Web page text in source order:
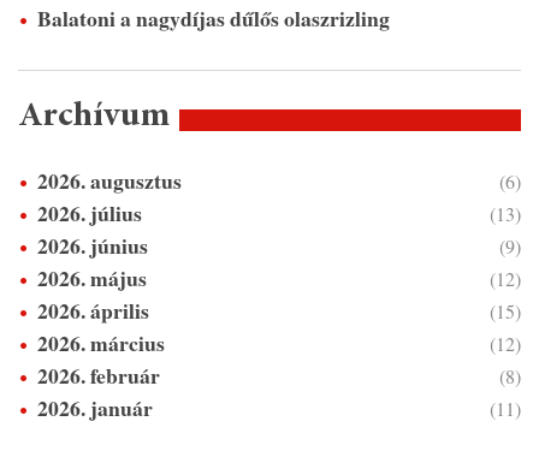
Balatoni a nagydíjas dűlős olaszrizling
Archívum
2026. augusztus (6)
2026. július (13)
2026. június (9)
2026. május (12)
2026. április (15)
2026. március (12)
2026. február (8)
2026. január (11)